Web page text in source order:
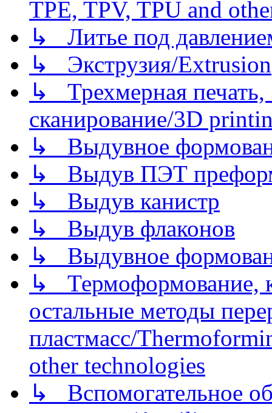
TPE, TPV, TPU and
↳ Литье под
↳ Экструзия/Extrusion
↳ Трехмерная
сканирование/3D
↳ Выдувное
↳ Выдув ПЭТ
↳ Выдув канистр
↳ Выдув флаконов
↳ Выдувное
↳ Термоформование,
остальные методы
пластмасс/
other technologies
↳ Вспомогательное